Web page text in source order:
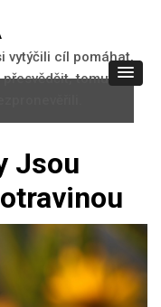
vytýčili cíl pomáhat,
tomuto
Jsou